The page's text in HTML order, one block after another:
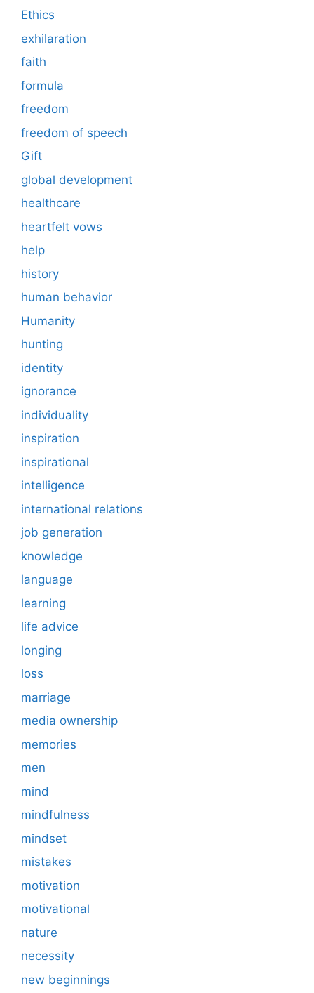
Ethics
exhilaration
faith
formula
freedom
freedom of speech
Gift
global development
healthcare
heartfelt vows
help
history
human behavior
Humanity
hunting
identity
ignorance
individuality
inspiration
inspirational
intelligence
international relations
job generation
knowledge
language
learning
life advice
longing
loss
marriage
media ownership
memories
men
mind
mindfulness
mindset
mistakes
motivation
motivational
nature
necessity
new beginnings